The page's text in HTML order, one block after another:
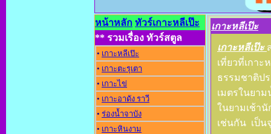
หน้าหลัก ทัวร์เกาะหลีเป๊ะ
** รวมเรื่อง ทัวร์สตูล
• เกาะหลีเป๊ะ
• เกาะตะรุเตา
• เกาะไข่
• เกาะอาดัง ราว
• ร่องน้ำจาบัง
• เกาะหินงาม
เกาะหลีเป๊ะ
เกาะหลีเป๊ะ
เที่ยวที่เกา
ธรรมชาติป
เมตรในยา
ในยามเช้า
เช่นกัน เป็น